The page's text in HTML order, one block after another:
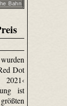
Bahn
Dot
ist